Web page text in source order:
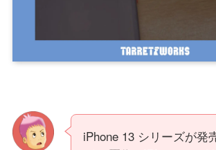
iPhone 13 シリーズが発